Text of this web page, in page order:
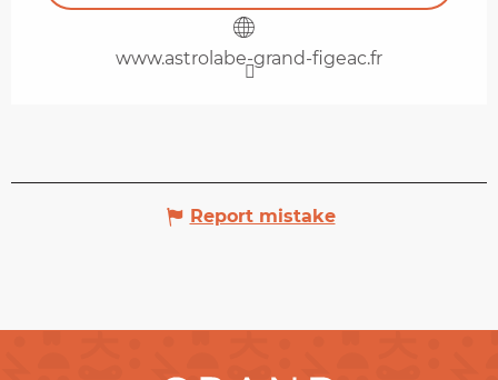
www.astrolabe-grand-figeac.fr
Report mistake